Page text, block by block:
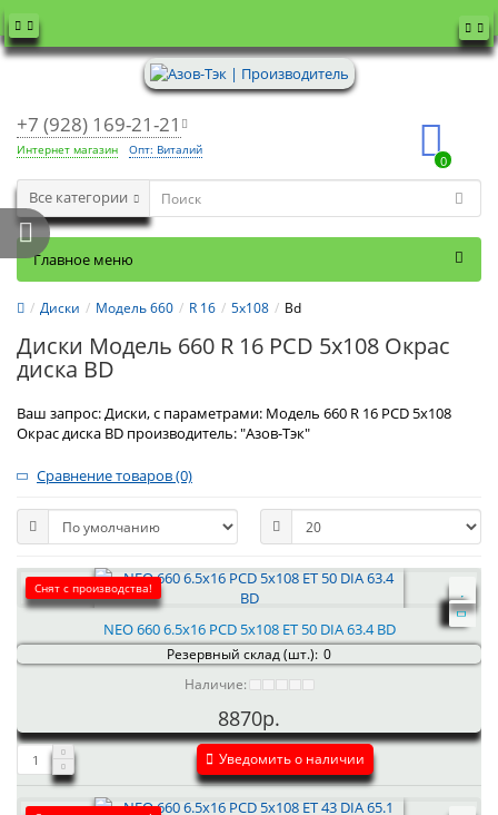
+7 (928) 169-21-21
Интернет магазин Опт: Виталий
0
Все категории
Главное меню
Диски Модель 660 R 16 5x108 Bd
Диски Модель 660 R 16 PCD 5x108 Окрас
диска BD
Ваш запрос: Диски, с параметрами: Модель 660 R 16 PCD 5x108
Окрас диска BD производитель: "Азов-Тэк"
Сравнение товаров (0)
Снят с производства!
NEO 660 6.5x16 PCD 5x108 ET 50 DIA 63.4 BD
Резервный склад (шт.): 0
Наличие:
8870р.
Уведомить о наличии